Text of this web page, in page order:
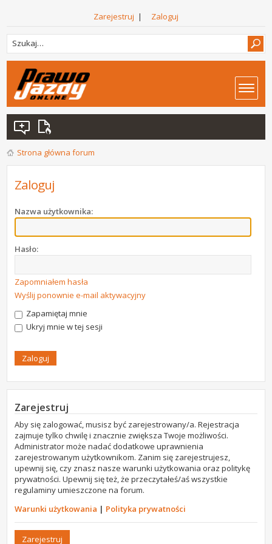
Zarejestruj | Zaloguj
Strona główna forum
Zaloguj
Nazwa użytkownika:
Hasło:
Zapomniałem hasła
Wyślij ponownie e-mail aktywacyjny
Zapamiętaj mnie
Ukryj mnie w tej sesji
Zarejestruj
Aby się zalogować, musisz być zarejestrowany/a. Rejestracja
zajmuje tylko chwilę i znacznie zwiększa Twoje możliwości.
Administrator może nadać dodatkowe uprawnienia
zarejestrowanym użytkownikom. Zanim się zarejestrujesz,
upewnij się, czy znasz nasze warunki użytkowania oraz politykę
prywatności. Upewnij się też, że przeczytałeś/aś wszystkie
regulaminy umieszczone na forum.
Warunki użytkowania | Polityka prywatności
Zarejestruj